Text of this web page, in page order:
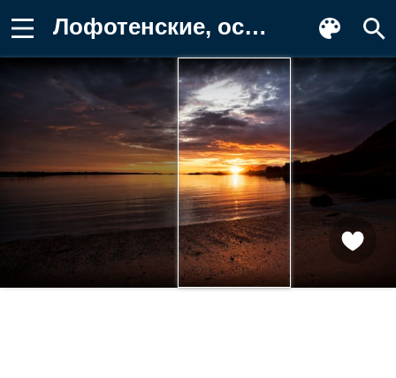
Лофотенские, острова, Природа, берег Обои на телефон